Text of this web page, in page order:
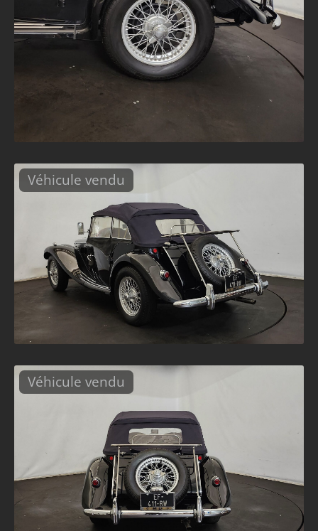
Véhicule vendu
Véhicule vendu